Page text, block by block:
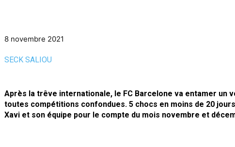
8 novembre 2021
SECK SALIOU
Après la trêve internationale, le FC Barcelone va entamer un
toutes compétitions confondues. 5 chocs en moins de 20
Xavi et son équipe pour le compte du mois novembre et